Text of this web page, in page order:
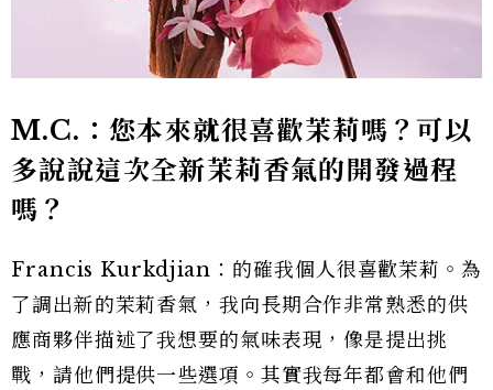
M.C.：您本來就很喜歡茉莉嗎？可以
多說說這次全新茉莉香氣的開發過程
嗎？
Francis Kurkdjian：的確我個人很喜歡茉莉。為
了調出新的茉莉香氣，我向長期合作非常熟悉的供
應商夥伴描述了我想要的氣味表現，像是提出挑
戰，請他們提供一些選項。其實我每年都會和他們